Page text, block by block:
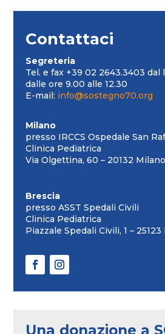
Contattaci
Segreteria
Tel. e fax +39 02 2643.3403
dalle ore 9.00 alle 12.30
E-mail: info@sostegno70.org
Milano
presso IRCCS Ospedale San
Clinica Pediatrica
Via Olgettina, 60 – 20132 Milano
Brescia
presso ASST Spedali Civili
Clinica Pediatrica
Piazzale Spedali Civili, 1 – 25123
Una donazione a